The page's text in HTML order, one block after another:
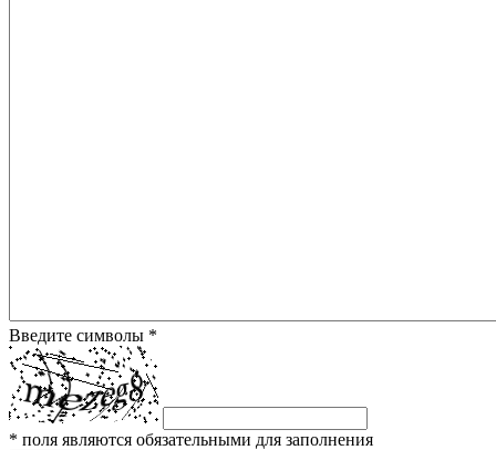
Введите символы *
* поля являются обязательными для заполнения